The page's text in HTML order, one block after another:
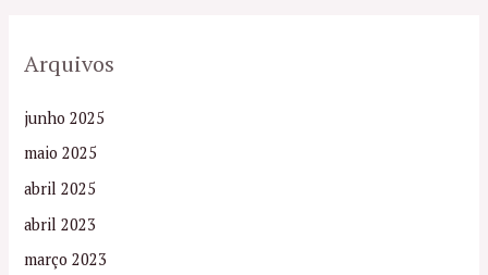
Arquivos
junho 2025
maio 2025
abril 2025
abril 2023
março 2023